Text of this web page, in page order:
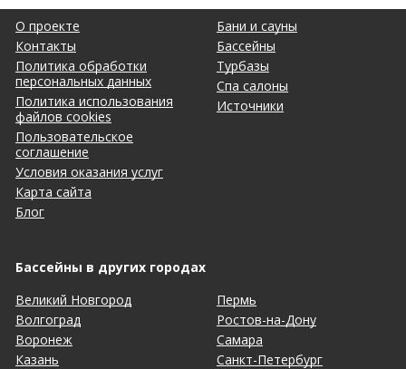
О проекте
Контакты
Политика обработки
персональных данных
Политика использования
файлов cookies
Пользовательское
соглашение
Условия оказания услуг
Карта сайта
Блог
Бани и сауны
Бассейны
Турбазы
Спа салоны
Источники
Бассейны в других городах
Великий Новгород
Волгоград
Воронеж
Казань
Пермь
Ростов-на-Дону
Самара
Санкт-Петербург